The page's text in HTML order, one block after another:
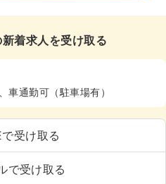
着求人を受け取る
車通勤可（駐車場有）
受け取る
で受け取る